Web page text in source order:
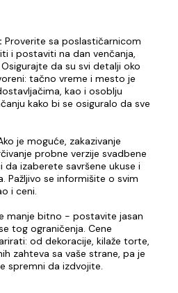
Proverite sa poslastičarnicom
i postaviti na dan venčanja,
da su svi detalji oko
tačno vreme i mesto je
kao i osoblju
kako bi se osiguralo da sve
je moguće, zakazivanje
probne verzije svadbene
izaberete savršene ukuse i
Pažljivo se informišite o svim
i ceni.
manje bitno - postavite jasan
tog ograničenja. Cene
od dekoracije, kilaže torte,
zahteva sa vaše strane, pa je
spremni da izdvojite.